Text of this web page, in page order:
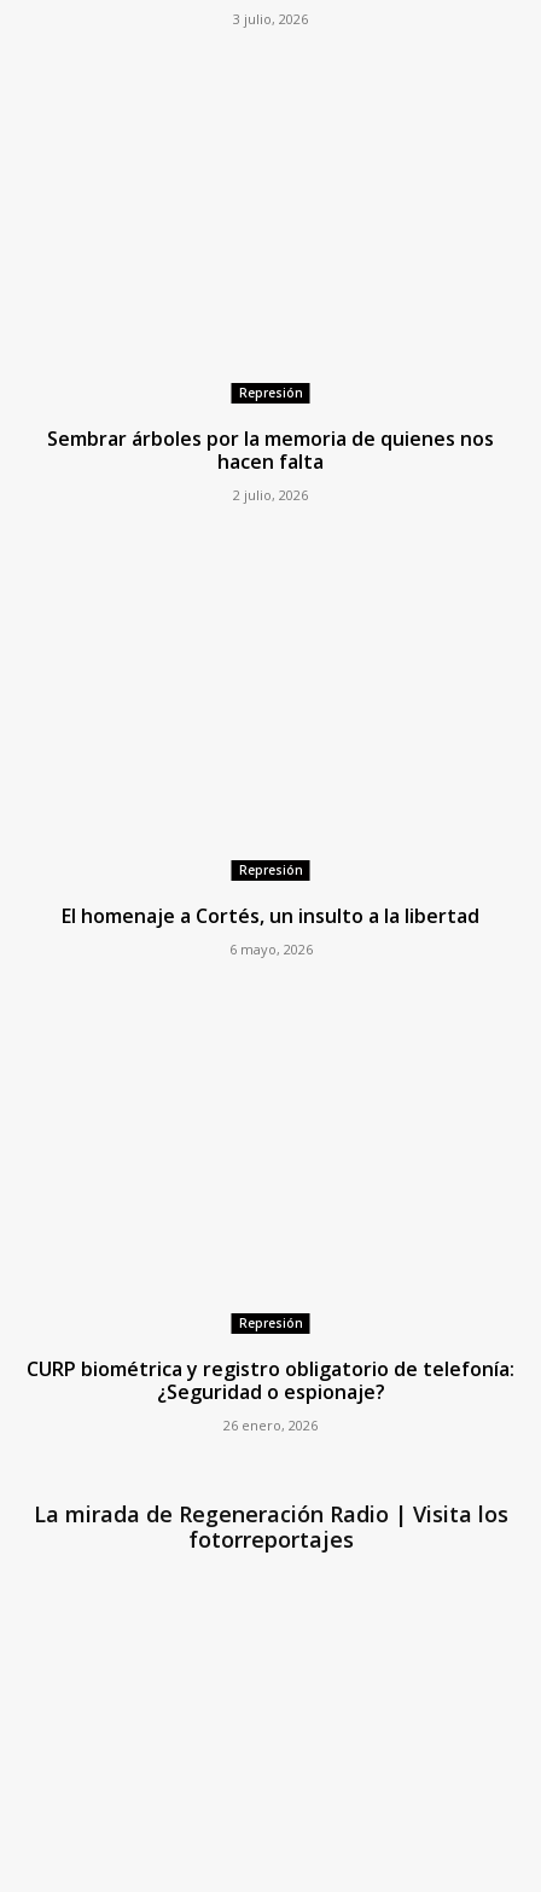
3 julio, 2026
Represión
Sembrar árboles por la memoria de quienes nos
hacen falta
2 julio, 2026
Represión
El homenaje a Cortés, un insulto a la libertad
6 mayo, 2026
Represión
CURP biométrica y registro obligatorio de telefonía:
¿Seguridad o espionaje?
26 enero, 2026
La mirada de Regeneración Radio | Visita los
fotorreportajes